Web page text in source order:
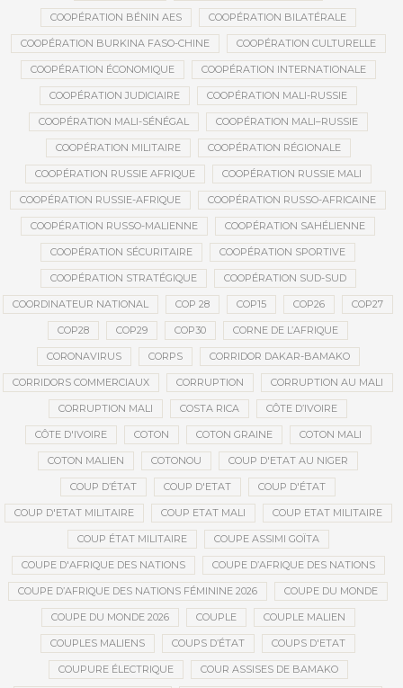
COOPÉRATION BÉNIN AES COOPÉRATION BILATÉRALE
COOPÉRATION BURKINA FASO-CHINE COOPÉRATION CULTURELLE
COOPÉRATION ÉCONOMIQUE COOPÉRATION INTERNATIONALE
COOPÉRATION JUDICIAIRE COOPÉRATION MALI-RUSSIE
COOPÉRATION MALI-SÉNÉGAL COOPÉRATION MALI–RUSSIE
COOPÉRATION MILITAIRE COOPÉRATION RÉGIONALE
COOPÉRATION RUSSIE AFRIQUE COOPÉRATION RUSSIE MALI
COOPÉRATION RUSSIE-AFRIQUE COOPÉRATION RUSSO-AFRICAINE
COOPÉRATION RUSSO-MALIENNE COOPÉRATION SAHÉLIENNE
COOPÉRATION SÉCURITAIRE COOPÉRATION SPORTIVE
COOPÉRATION STRATÉGIQUE COOPÉRATION SUD-SUD
COORDINATEUR NATIONAL COP 28 COP15 COP26 COP27
COP28 COP29 COP30 CORNE DE L’AFRIQUE
CORONAVIRUS CORPS CORRIDOR DAKAR-BAMAKO
CORRIDORS COMMERCIAUX CORRUPTION CORRUPTION AU MALI
CORRUPTION MALI COSTA RICA CÔTE D’IVOIRE
CÔTE D'IVOIRE COTON COTON GRAINE COTON MALI
COTON MALIEN COTONOU COUP D'ETAT AU NIGER
COUP D’ÉTAT COUP D'ETAT COUP D'ÉTAT
COUP D'ETAT MILITAIRE COUP ETAT MALI COUP ETAT MILITAIRE
COUP ÉTAT MILITAIRE COUPE ASSIMI GOÏTA
COUPE D'AFRIQUE DES NATIONS COUPE D’AFRIQUE DES NATIONS
COUPE D’AFRIQUE DES NATIONS FÉMININE 2026 COUPE DU MONDE
COUPE DU MONDE 2026 COUPLE COUPLE MALIEN
COUPLES MALIENS COUPS D’ÉTAT COUPS D'ETAT
COUPURE ÉLECTRIQUE COUR ASSISES DE BAMAKO